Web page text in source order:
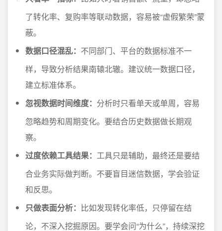
了转化率、复购率等联动数据，容易被“虚假繁荣”蒙
蔽。
数据口径混乱： 不同部门、平台的数据标准不一
样，导致分析结果南辕北辙。建议统一数据口径，
建立标准体系。
忽视数据时间维度： 分析时只看单天或单周，容易
忽略趋势和周期变化。要结合历史数据做长期观
察。
过度依赖工具结果： 工具只是辅助，最终还是要结
合业务实际做判断。不要盲目迷信数据，学会验证
和反思。
只做表面分析： 比如发现转化率低，只停留在结
论，不深入挖掘原因。要学会问“为什么”，持续深挖